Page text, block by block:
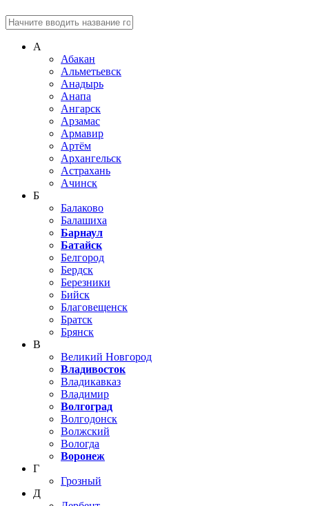
А
Абакан
Альметьевск
Анадырь
Анапа
Ангарск
Арзамас
Армавир
Артём
Архангельск
Астрахань
Ачинск
Б
Балаково
Балашиха
Барнаул
Батайск
Белгород
Бердск
Березники
Бийск
Благовещенск
Братск
Брянск
В
Великий Новгород
Владивосток
Владикавказ
Владимир
Волгоград
Волгодонск
Волжский
Вологда
Воронеж
Г
Грозный
Д